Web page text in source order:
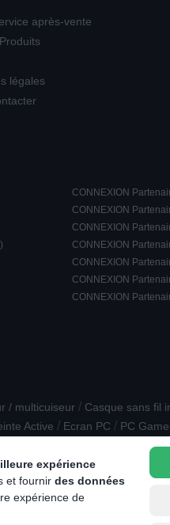
expérience
et fournir des données
expérience de
après-vente
légales
CONNEXION
CONNEXION
CONNEXION
CONNEXION
CONNEXION
CONNEXION
CONNEXION
/ multicuiseur / Casque sans fil
Active / Ecran PC / PC
CPL -